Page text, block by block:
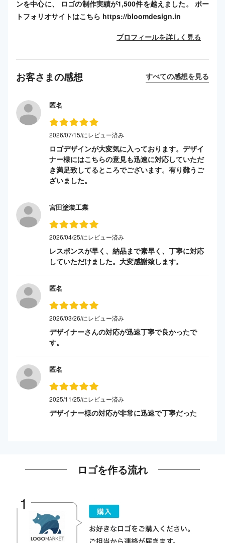
ンを中心に、 ロゴの制作実績が1,500件を越えました。 ポー
トフォリオサイトはこちら https://bloomdesign.in
プロフィールを詳しく見る
お客さまの感想 すべての感想を見る
匿名
2026/07/15/にレビュー済み
ロゴデザインが大変気に入っております。デザイ
ナー様にはこちらの意見も迅速に対応していただ
き満足致してるところでございます。有り難うご
ざいました。
宮田塗装工業
2026/04/25/にレビュー済み
レスポンスが早く、納品まで素早く、丁寧に対応
していただけました。大変感謝致します。
匿名
2026/03/26/にレビュー済み
デザイナーさんの対応が迅速丁寧で良かったで
す。
匿名
2025/11/25/にレビュー済み
デザイナー様の対応が非常に迅速で丁寧だった
ロゴを作る流れ